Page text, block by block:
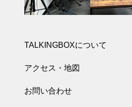
TALKINGBOXについて
アクセス・地図
お問い合わせ